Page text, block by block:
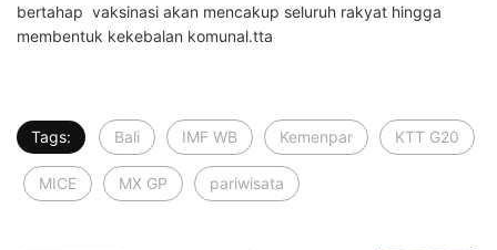
bertahap vaksinasi akan mencakup seluruh rakyat hingga
membentuk kekebalan komunal.tta
Tags: Bali IMF WB Kemenpar KTT G20
MICE MX GP pariwisata